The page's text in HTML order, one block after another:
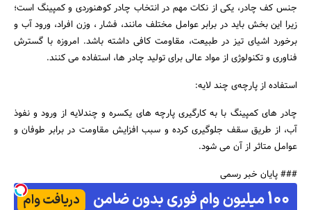
جنس کف چادر، یکی از نکات مهم در انتخاب چادر کوهنوردی و کمپینگ است؛
زیرا این بخش باید در برابر عوامل مختلف مانند، فشار ، وزن افراد، ورود آب و
برخورد اشیای تیز در طبیعت، مقاومت کافی داشته باشد. امروزه با گسترش
فناوری و تکنولوژی از مواد عالی برای تولید چادر ها، استفاده می‌ کنند.
استفاده از پارچه‌ی چند لایه:
چادر های کمپینگ با به کارگیری پارچه‌ های یکسره و چندلایه از ورود و نفوذ
آب، از طریق سقف جلوگیری کرده و سبب افزایش مقاومت در برابر طوفان و
عوامل متاثر از آن می‌ شود.
### پایان خبر رسمی